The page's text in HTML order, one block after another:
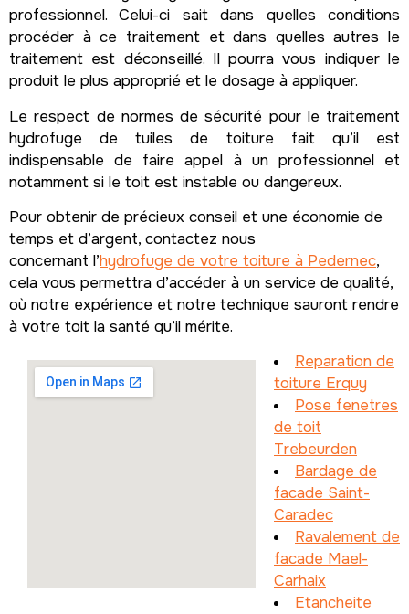
professionnel. Celui-ci sait dans quelles conditions
procéder à ce traitement et dans quelles autres le
traitement est déconseillé. Il pourra vous indiquer le
produit le plus approprié et le dosage à appliquer.
Le respect de normes de sécurité pour le traitement
hydrofuge de tuiles de toiture fait qu’il est
indispensable de faire appel à un professionnel et
notamment si le toit est instable ou dangereux.
Pour obtenir de précieux conseil et une économie de
temps et d’argent, contactez nous
concernant l’hydrofuge de votre toiture à Pedernec,
cela vous permettra d’accéder à un service de qualité,
où notre expérience et notre technique sauront rendre
à votre toit la santé qu’il mérite.
Reparation de
toiture Erquy
Pose fenetres
de toit
Trebeurden
Bardage de
facade Saint-
Caradec
Ravalement de
facade Mael-
Carhaix
Etancheite